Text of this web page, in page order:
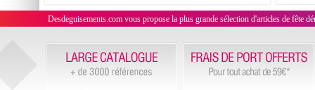
Desdeguisements.com vous propose la plus grande sélection d'articles de fête